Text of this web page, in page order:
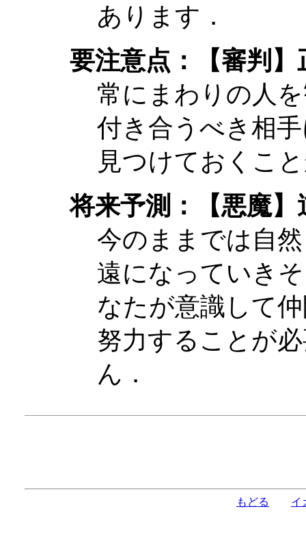
あります．
要注意点：【審判】
常にまわりの人
付き合うべき相
見つけておくこ
将来予測：【悪魔】
今のままでは自
遠になっていき
なたが意識して
努力することが
ん．
もどる イ